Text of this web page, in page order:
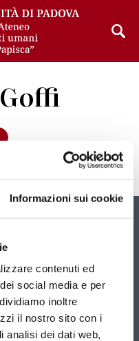
Informazioni sui cookie
contenuti ed
social media e per
inoltre
il nostro sito con i
analisi dei dati web,
in your mailbox